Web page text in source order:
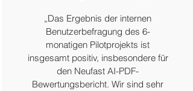
„Das Ergebnis der internen
Benutzerbefragung des 6-
monatigen Pilotprojekts ist
insgesamt positiv, insbesondere für
den Neufast AI-PDF-
Bewertungsbericht. Wir sind sehr